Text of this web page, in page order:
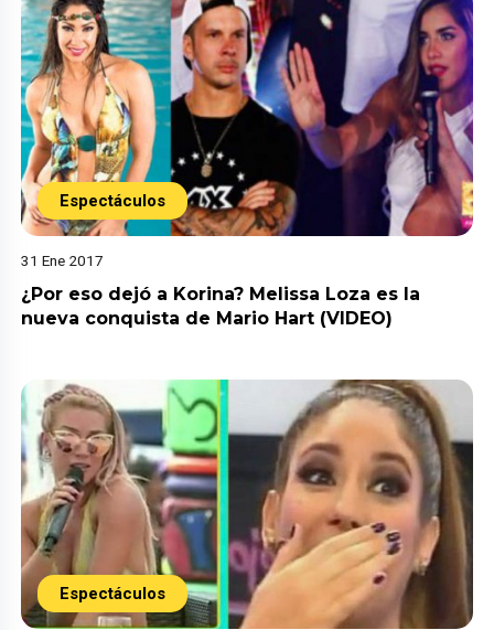
Espectáculos
31 Ene 2017
¿Por eso dejó a Korina? Melissa Loza es la
nueva conquista de Mario Hart (VIDEO)
Espectáculos